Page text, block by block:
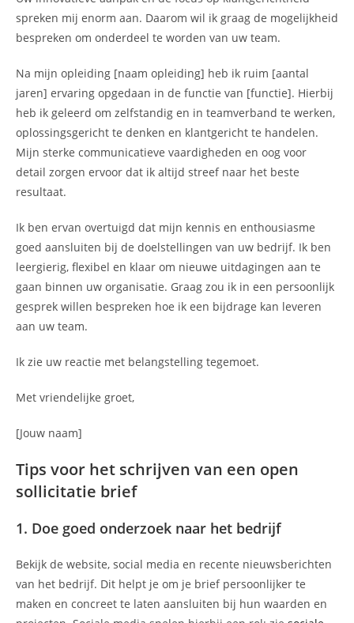
spreken mij enorm aan. Daarom wil ik graag de mogelijkheid
bespreken om onderdeel te worden van uw team.
Na mijn opleiding [naam opleiding] heb ik ruim [aantal
jaren] ervaring opgedaan in de functie van [functie]. Hierbij
heb ik geleerd om zelfstandig en in teamverband te werken,
oplossingsgericht te denken en klantgericht te handelen.
Mijn sterke communicatieve vaardigheden en oog voor
detail zorgen ervoor dat ik altijd streef naar het beste
resultaat.
Ik ben ervan overtuigd dat mijn kennis en enthousiasme
goed aansluiten bij de doelstellingen van uw bedrijf. Ik ben
leergierig, flexibel en klaar om nieuwe uitdagingen aan te
gaan binnen uw organisatie. Graag zou ik in een persoonlijk
gesprek willen bespreken hoe ik een bijdrage kan leveren
aan uw team.
Ik zie uw reactie met belangstelling tegemoet.
Met vriendelijke groet,
[Jouw naam]
Tips voor het schrijven van een open
sollicitatie brief
1. Doe goed onderzoek naar het bedrijf
Bekijk de website, social media en recente nieuwsberichten
van het bedrijf. Dit helpt je om je brief persoonlijker te
maken en concreet te laten aansluiten bij hun waarden en